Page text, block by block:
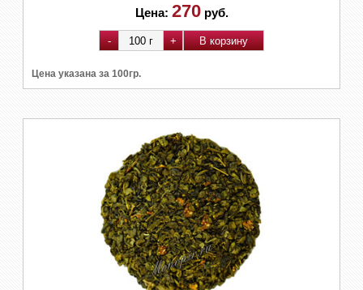
Цена: 270 руб.
Цена указана за 100гр.